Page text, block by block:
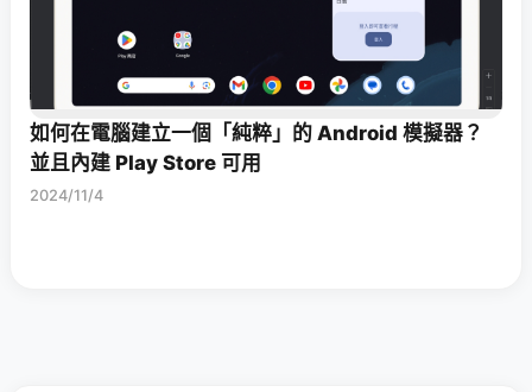
如何在電腦建立一個「純粹」的 Android 模擬器？
並且內建 Play Store 可用
2024/11/4